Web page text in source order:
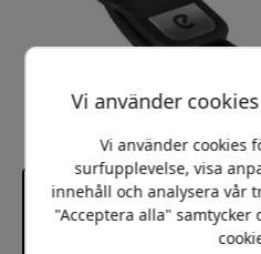
Vi använder
Vi använder cookies
surfupplevelse, visa
innehåll och analysera vår
"Acceptera alla"